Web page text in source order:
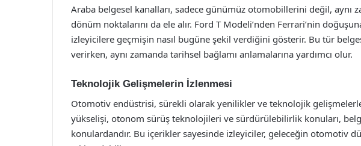
Araba belgesel kanalları, sadece günümüz otomobillerini değil,
dönüm noktalarını da ele alır. Ford T Modeli’nden Ferrari’nin
izleyicilere geçmişin nasıl bugüne şekil verdiğini gösterir. Bu tür
verirken, aynı zamanda tarihsel bağlamı anlamalarına yardımcı olur.
Teknolojik Gelişmelerin İzlenmesi
Otomotiv endüstrisi, sürekli olarak yenilikler ve teknolojik
yükselişi, otonom sürüş teknolojileri ve sürdürülebilirlik konuları,
konulardandır. Bu içerikler sayesinde izleyiciler, geleceğin otomotiv